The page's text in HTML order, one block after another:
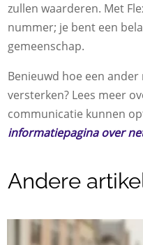
zullen waarderen. Met
nummer; je bent een
gemeenschap.
Benieuwd hoe een
versterken? Lees meer
communicatie kunnen
informatiepagina over
Andere